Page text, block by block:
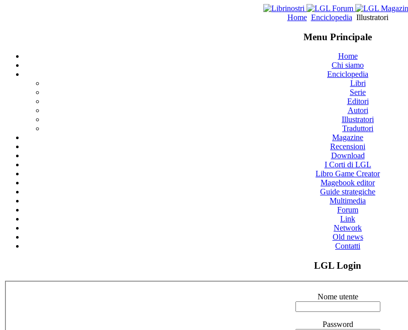
Home Enciclopedia Illustratori
Menu Principale
Home
Chi siamo
Enciclopedia
Libri
Serie
Editori
Autori
Illustratori
Traduttori
Magazine
Recensioni
Download
I Corti di LGL
Libro Game Creator
Magebook editor
Guide strategiche
Multimedia
Forum
Link
Network
Old news
Contatti
LGL Login
Nome utente
Password